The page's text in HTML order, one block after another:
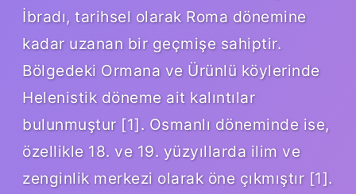
İbradı, tarihsel olarak Roma dönemine
kadar uzanan bir geçmişe sahiptir.
Bölgedeki Ormana ve Ürünlü köylerinde
Helenistik döneme ait kalıntılar
bulunmuştur [1]. Osmanlı döneminde ise,
özellikle 18. ve 19. yüzyıllarda ilim ve
zenginlik merkezi olarak öne çıkmıştır [1].